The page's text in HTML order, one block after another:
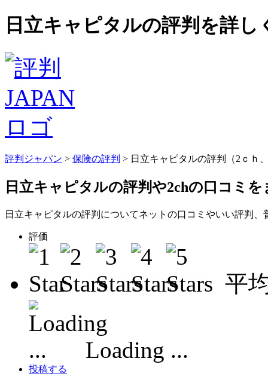
日立キャピタルの評判を詳し
評判ジャパン > 保険の評判 > 日立キャピタルの評判（2ｃｈ
日立キャピタルの評判や2chの口コミ
日立キャピタルの評判についてネットの口コミやいい評判
評価
平
Loading ...
投稿する